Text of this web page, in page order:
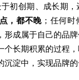
初创期、成长期，
，都不晚；任何时
形成属于自己的品
个长期积累的过程
沉淀中，实现品牌的